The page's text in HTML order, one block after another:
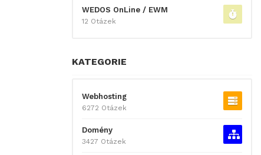
WEDOS OnLine / EWM
12 Otázek
KATEGORIE
Webhosting
6272 Otázek
Domény
3427 Otázek